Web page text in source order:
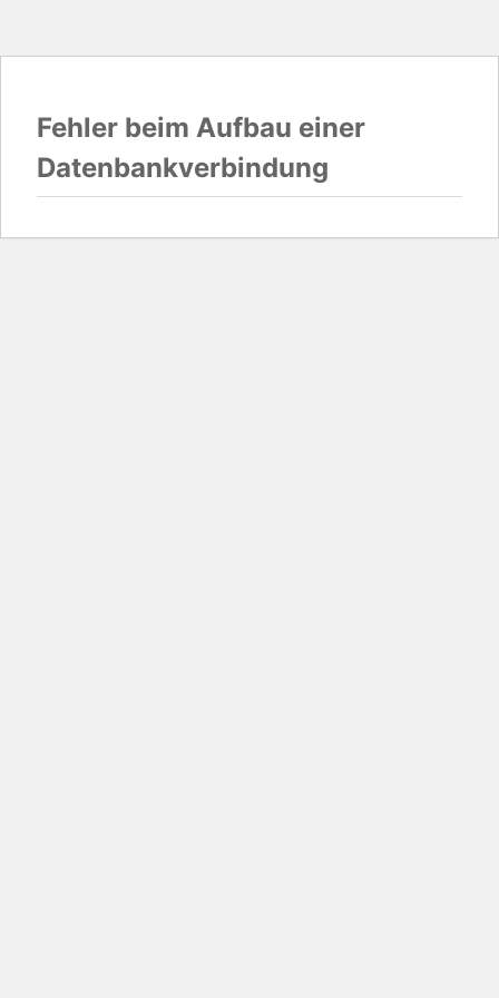
Fehler beim Aufbau einer
Datenbankverbindung